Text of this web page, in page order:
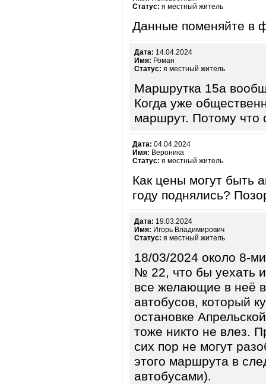
Статус: я местный житель
Данные поменяйте в
Дата: 14.04.2024
Имя: Роман
Статус: я местный житель
Маршрутка 15а
Когда уже
маршрут. Потому что
Дата: 04.04.2024
Имя: Вероника
Статус: я местный житель
Как цены могут быть
году поднялись?
Дата: 19.03.2024
Имя: Игорь Владимирович
Статус: я местный житель
18/03/2024 около 8-
№ 22, что бы уехать
все желающие в неё
автобусов, который
остановке
тоже никто не влез.
сих пор не могут
этого маршрута в
автобусами).